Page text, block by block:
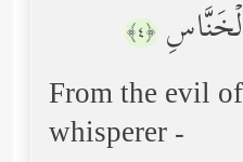
﴿٤﴾
From the evil
whisperer -